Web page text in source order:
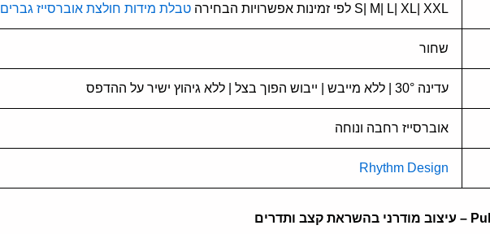
S| M| L| XL| XXL לפי זמינות אפשרויות הבחירה טבלת מידות חולצת אוברסייז גברים
שחור
עדינה 30° | ללא מייבש | ייבוש הפוך בצל | ללא גיהוץ ישיר על ההדפס
אוברסייז רחבה ונוחה
Rhythm Design